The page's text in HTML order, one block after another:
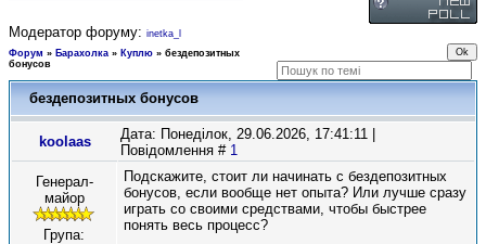
Модератор форуму: inetka_l
Форум » Барахолка » Куплю » бездепозитных
бонусов
бездепозитных бонусов
koolaas
Дата: Понеділок, 29.06.2026, 17:41:11 |
Повідомлення # 1
Генерал-
майор
Група:
Подскажите, стоит ли начинать с бездепозитных
бонусов, если вообще нет опыта? Или лучше сразу
играть со своими средствами, чтобы быстрее
понять весь процесс?